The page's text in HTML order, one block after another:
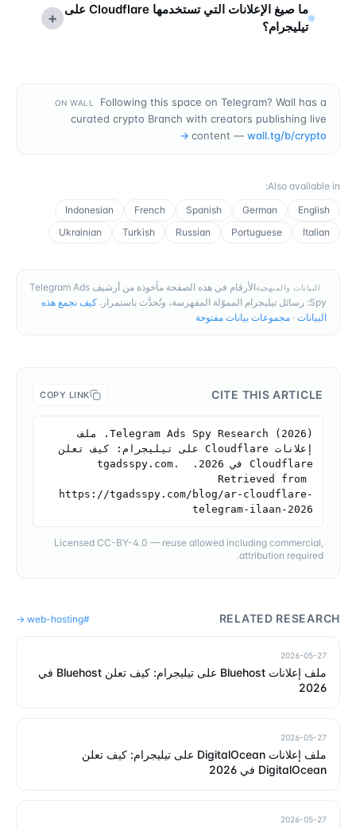
ما صيغ الإعلانات التي تستخدمها Cloudflare على
تيليجرام؟
+
ON WALL
Following this space on Telegram? Wall has a
curated crypto Branch with creators publishing live
content — wall.tg/b/crypto
→
Also available in
:
English
German
Spanish
French
Indonesian
Italian
Portuguese
Russian
Turkish
Ukrainian
البيانات والمنهجية
الأرقام في هذه الصفحة مأخوذة من أرشيف Telegram Ads
Spy: رسائل تيليجرام المموّلة المفهرسة، وتُحدَّث باستمرار.
كيف نجمع هذه
البيانات · مجموعات بيانات مفتوحة
CITE THIS ARTICLE
COPY LINK
Telegram Ads Spy Research (2026). ملف
Cloudflare في 2026. tgadsspy.com.
Retrieved from
https://tgadsspy.com/blog/ar-cloudflare-
telegram-ilaan-2026
Licensed CC-BY-4.0 — reuse allowed including commercial,
attribution required.
RELATED RESEARCH
#
web-hosting
→
2026-05-27
ملف إعلانات Bluehost على تيليجرام: كيف تعلن Bluehost في
2026
2026-05-27
ملف إعلانات DigitalOcean على تيليجرام: كيف تعلن
DigitalOcean في 2026
2026-05-27